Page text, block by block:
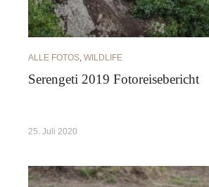
ALLE FOTOS, WILDLIFE
Serengeti 2019 Fotoreisebericht
25. Juli 2020